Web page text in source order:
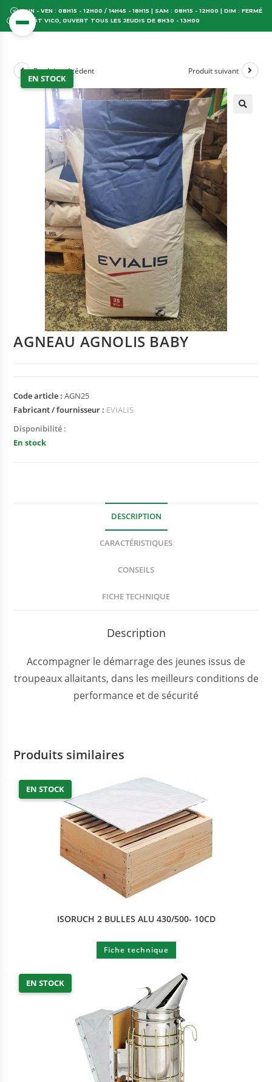
LUN - VEN : 08H15 - 12H00 / 14H45 - 18H15 | SAM : 08H15 - 12H00 | DIM : FERMÉ
DÉPÔT VICO, OUVERT TOUS LES JEUDIS DE 8H30 - 13H00
EN STOCK
Produit précédent Produit suivant
AGNEAU AGNOLIS BABY
Code article :AGN25
Fabricant / fournisseur : EVIALIS
Disponibilité :
En stock
DESCRIPTION
CARACTÉRISTIQUES
CONSEILS
FICHE TECHNIQUE
Description
Accompagner le démarrage des jeunes issus de
troupeaux allaitants, dans les meilleurs conditions de
performance et de sécurité
Produits similaires
EN STOCK
ISORUCH 2 BULLES ALU 430/500- 10CD
Fiche technique
EN STOCK